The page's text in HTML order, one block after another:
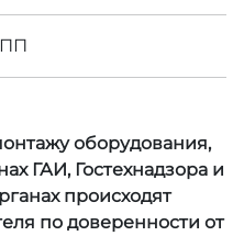
оборудования,
ГАИ, Гостехнадзора и
происходят
по доверенности от